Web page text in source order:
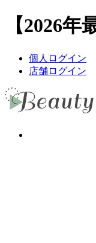
【2026
個人ログイン
店舗ログイン